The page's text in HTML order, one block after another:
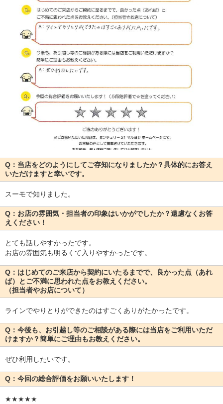
Q：当店をどのようにしてご存知になりましたか？具体的にお答え
いただけますと幸いです。
スーモで知りました。
Q：お店の雰囲気・担当者の印象はいかがでしたか？遠慮なくお答
えください！
とても話しやすかったです。
お店の雰囲気も明るくて入りやすかったです。
Q：はじめてのご来店から契約にいたるまでで、良かった点（あれ
ば）とご不満に思われた点をお教えください。
（担当者やお店について）
ラインでやりとりができたのはすごくありがたかったです。
Q：今後も、お引越し等のご相談がある際には当店をご利用いただ
けますか？簡単にご理由もお教えください。
ぜひ利用したいです。
Q：今回の総合評価をお願いいたします！
★★★★★